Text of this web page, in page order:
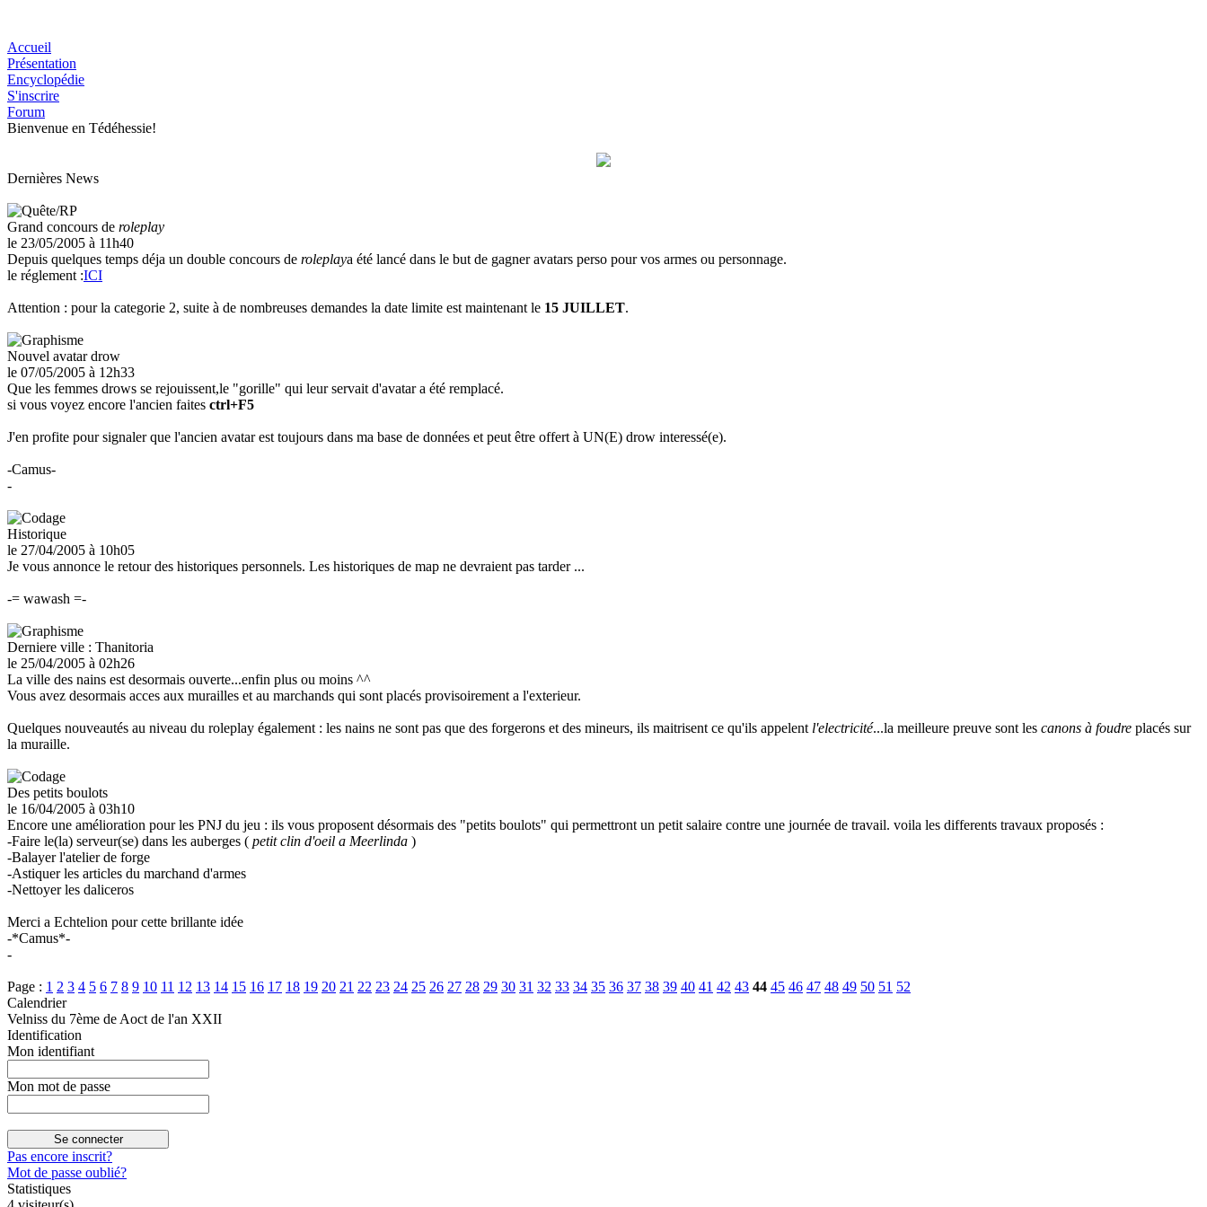
Accueil
Présentation
Encyclopédie
S'inscrire
Forum
Bienvenue en Tédéhessie!
Dernières News
Grand concours de roleplay
le 23/05/2005 à 11h40
Depuis quelques temps déja un double concours de roleplaya été lancé dans le but de gagner avatars perso pour vos armes ou personnage.
le réglement :ICI
Attention : pour la categorie 2, suite à de nombreuses demandes la date limite est maintenant le 15 JUILLET.
Nouvel avatar drow
le 07/05/2005 à 12h33
Que les femmes drows se rejouissent,le "gorille" qui leur servait d'avatar a été remplacé.
si vous voyez encore l'ancien faites ctrl+F5
J'en profite pour signaler que l'ancien avatar est toujours dans ma base de données et peut être offert à UN(E) drow interessé(e).
-Camus-
-
Historique
le 27/04/2005 à 10h05
Je vous annonce le retour des historiques personnels. Les historiques de map ne devraient pas tarder ...
-= wawash =-
Derniere ville : Thanitoria
le 25/04/2005 à 02h26
La ville des nains est desormais ouverte...enfin plus ou moins ^^
Vous avez desormais acces aux murailles et au marchands qui sont placés provisoirement a l'exterieur.
Quelques nouveautés au niveau du roleplay également : les nains ne sont pas que des forgerons et des mineurs, ils maitrisent ce qu'ils appelent l'electricité...la meilleure preuve sont les canons à foudre placés sur
la muraille.
Des petits boulots
le 16/04/2005 à 03h10
Encore une amélioration pour les PNJ du jeu : ils vous proposent désormais des "petits boulots" qui permettront un petit salaire contre une journée de travail. voila les differents travaux proposés :
-Faire le(la) serveur(se) dans les auberges ( petit clin d'oeil a Meerlinda )
-Balayer l'atelier de forge
-Astiquer les articles du marchand d'armes
-Nettoyer les daliceros
Merci a Echtelion pour cette brillante idée
-*Camus*-
-
Page : 1 2 3 4 5 6 7 8 9 10 11 12 13 14 15 16 17 18 19 20 21 22 23 24 25 26 27 28 29 30 31 32 33 34 35 36 37 38 39 40 41 42 43 44 45 46 47 48 49 50 51 52
Calendrier
Velniss du 7ème de Aoct de l'an XXII
Identification
Mon identifiant
Mon mot de passe
Pas encore inscrit?
Mot de passe oublié?
Statistiques